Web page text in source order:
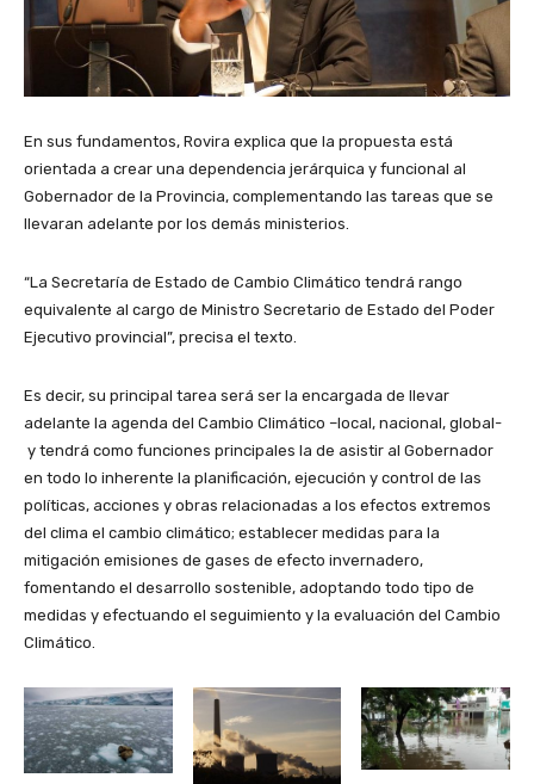
En sus fundamentos, Rovira explica que la propuesta está
orientada a crear una dependencia jerárquica y funcional al
Gobernador de la Provincia, complementando las tareas que se
llevaran adelante por los demás ministerios.
“La Secretaría de Estado de Cambio Climático tendrá rango
equivalente al cargo de Ministro Secretario de Estado del Poder
Ejecutivo provincial”, precisa el texto.
Es decir, su principal tarea será ser la encargada de llevar
adelante la agenda del Cambio Climático –local, nacional, global-
y tendrá como funciones principales la de asistir al Gobernador
en todo lo inherente la planificación, ejecución y control de las
políticas, acciones y obras relacionadas a los efectos extremos
del clima el cambio climático; establecer medidas para la
mitigación emisiones de gases de efecto invernadero,
fomentando el desarrollo sostenible, adoptando todo tipo de
medidas y efectuando el seguimiento y la evaluación del Cambio
Climático.